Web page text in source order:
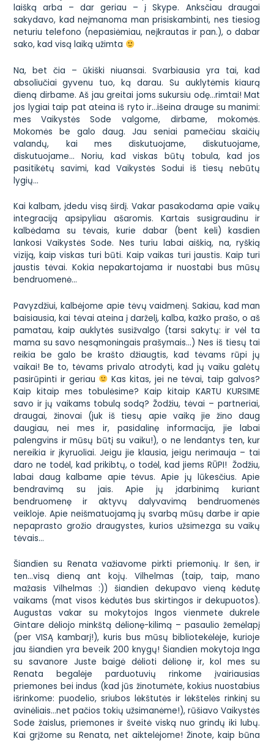
laišką arba – dar geriau – įSkype. Anksčiau draugai
sakydavo, kad neįmanoma man prisiskambinti, nes tiesiog
neturiu telefono (nepasiėmiau, neįkrautas ir pan.), o dabar
sako, kad visą laiką užimta
Na, bet čia – ūkiški niuansai. Svarbiausia yra tai, kad
absoliučiaigyvenu tuo, ką darau. Su auklytėmis kiaurą
dieną dirbame. Aš jau greitai joms sukursiu odę…rimtai! Mat
jos lygiai taip pat ateina iš ryto ir…išeina drauge su manimi:
mesVaikystės Sode valgome, dirbame, mokomės.
Mokomės be galo daug. Jau seniai pamečiau skaičių
valandų, kai mes diskutuojame, diskutuojame,
diskutuojame… Noriu, kad viskas būtų tobula, kad jos
pasitikėtų savimi, kadVaikystės Soduiiš tiesų nebūtų
lygių…
Kai kalbam, įdedu visą širdį. Vakar pasakodama apie vaikų
integraciją apsipyliau ašaromis. Kartais susigraudinu ir
kalbėdama su tėvais, kurie dabar (bent keli) kasdien
lankosiVaikystės Sode. Nes turiu labai aiškią, na, ryškią
viziją, kaip viskas turi būti. Kaip vaikas turi jaustis. Kaip turi
jaustis tėvai. Kokia nepakartojama ir nuostabi bus mūsų
bendruomenė…
Pavyzdžiui, kalbėjome apie tėvų vaidmenį. Sakiau, kad man
baisiausia, kai tėvai ateina į darželį, kalba, kažko prašo, o aš
pamatau, kaip auklytės susižvalgo (tarsi sakytų:ir vėl ta
mama su savo nesąmoningais prašymais…) Nes iš tiesų tai
reikia be galo be krašto džiaugtis, kad tėvams rūpi jų
vaikai! Be to, tėvams privalo atrodyti, kad jų vaiku galėtų
pasirūpinti ir geriau
Kas kitas, jei ne tėvai, taip galvos?
Kaip kitaip mes tobulėsime? Kaip kitaip KARTU KURSIME
savo ir jų vaikams tobulą sodą? Žodžiu, tėvai – partneriai,
draugai, žinovai (juk iš tiesų apie vaiką jie žino daug
daugiau, nei mes ir, pasidalinę informacija, jie labai
palengvins ir mūsų būtį su vaiku!), o nelendantys ten, kur
nereikia ir įkyruoliai. Jeigu jie klausia, jeigu nerimauja – tai
daro ne todėl, kad prikibtų, o todėl, kad jiems RŪPI! Žodžiu,
labai daug kalbame apie tėvus. Apie jų lūkesčius. Apie
bendravimą su jais. Apie jų įdarbinimąkuriant
bendruomenę ir aktyvų dalyvavimą bendruomenės
veikloje. Apie neišmatuojamą jų svarbą mūsų darbe ir apie
nepaprasto grožio draugystes, kurios užsimezga su vaikų
tėvais…
Šiandien su Renata važiavome pirkti priemonių. Ir šen, ir
ten…visą dienąant kojų. Vilhelmas (taip, taip, mano
mažasis Vilhelmas :)) šiandien dekupavo vieną kėdutę
vaikams (mat visos kėdutės bus skirtingos ir dekupuotos).
Augustas vakar su mokytojos Ingos vienmete dukrele
Gintare dėliojo minkštą dėlionę-kilimą – pasaulio žemėlapį
(per VISĄ kambarį!), kuris bus mūsų bibliotekėlėje, kurioje
jau šiandien yra beveik 200 knygų! Šiandien mokytoja Inga
su savanore Juste baigė dėlioti dėlionę ir, kol mes su
Renata begalėje parduotuvių rinkome įvairiausias
priemones bei indus (kad jūs žinotumėte, kokius nuostabius
išrinkome: puodelio, sriubos lėkštutės ir lėkštelės rinkinį su
avinėliais…net pačios tokių užsimanėme!), rūšiavo Vaikystės
Sode žaislus, priemones ir šveitė viską nuo grindų iki lubų.
Kai grįžome su Renata, net aiktelėjome! Žinote, kaip būna